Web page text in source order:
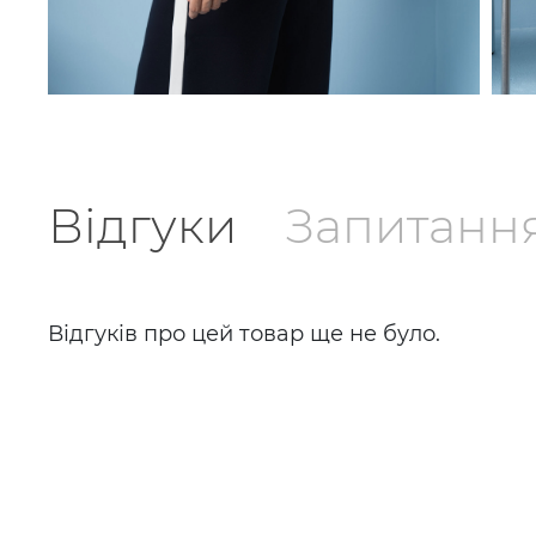
Відгуки
Відгуків про цей товар ще не було.